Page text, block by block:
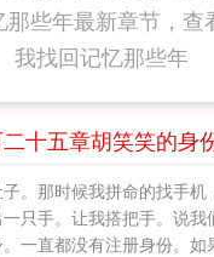
那些年最新章节，
读。 我找回记忆那些年
十五章胡笑笑的身
。那时候我拼命的找手
只手。让我搭把手。说
一直都没有注册身份。